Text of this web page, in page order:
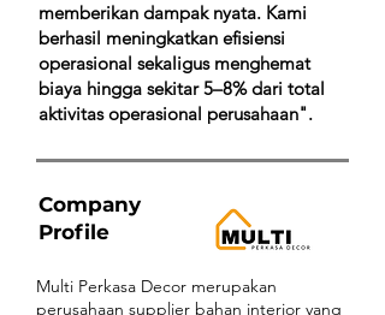
memberikan dampak nyata. Kami
berhasil meningkatkan efisiensi
operasional sekaligus menghemat
biaya hingga sekitar 5–8% dari total
aktivitas operasional perusahaan".
Multi Perkasa Decor merupakan
perusahaan supplier bahan interior yang
Company
Profile